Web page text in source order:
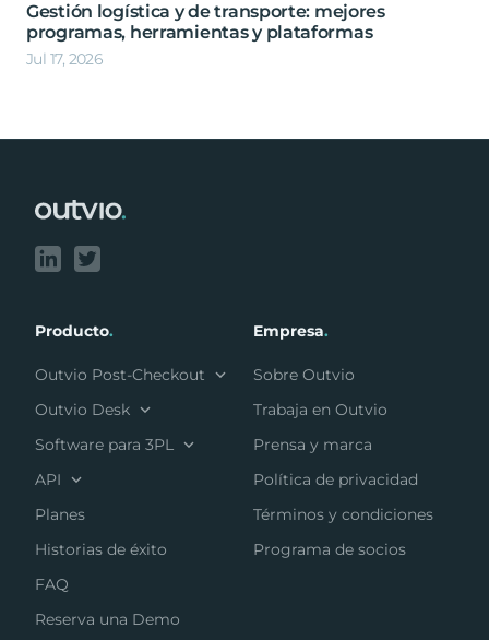
Gestión logística y de transporte: mejores
programas, herramientas y plataformas
Jul 17, 2026
Producto.
Outvio Post-Checkout
Outvio Desk
Software para 3PL
API
Planes
Historias de éxito
FAQ
Reserva una Demo
Empresa.
Sobre Outvio
Trabaja en Outvio
Prensa y marca
Política de privacidad
Términos y condiciones
Programa de socios